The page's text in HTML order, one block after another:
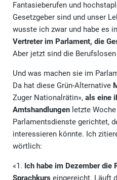
Fantasieberufen und
Gesetzgeber sind und unser
wusste ich zwar und habe es
Vertreter im Parlament, die
Aber jetzt sind die
Und was machen sie im
Da hat diese Grün-Alternative
Zuger Nationalrätin», als eine
Amtshandlungen letzte
Parlamentsdienste gerichtet,
interessieren könnte. Ich
wörtlich:
«1. Ich habe im Dezember die
Sprachkurs eingereicht. Läuft